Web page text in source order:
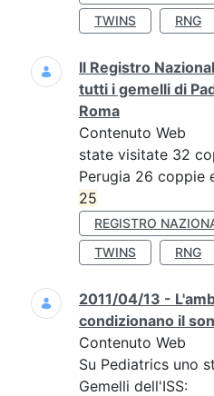
TWINS
RNG
Il Registro
tutti i gemelli di
Roma
Contenuto Web
state visitate 32
Perugia 26 coppie
25
REGISTRO
TWINS
RNG
2011/04/13 -
condizionano il
Contenuto Web
Su Pediatrics uno
Gemelli dell'ISS: